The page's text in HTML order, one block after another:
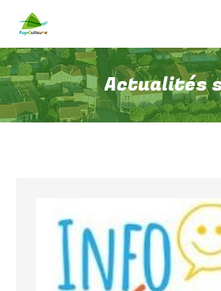
Actualités